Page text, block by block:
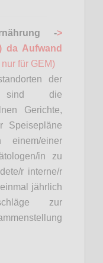
->
da Aufwand
nur für GEM)
der
sind die
Gerichte,
Speisepläne
einem/einer
/in zu
r interne/r
jährlich
zur